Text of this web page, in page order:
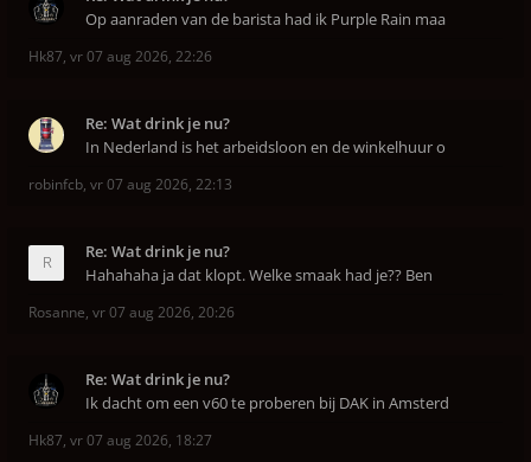
Op aanraden van de barista had ik Purple Rain maa
Hk87, vr 07 aug 2026, 22:26
Re: Wat drink je nu?
In Nederland is het arbeidsloon en de winkelhuur o
robinfcb, vr 07 aug 2026, 22:13
Re: Wat drink je nu?
Hahahaha ja dat klopt. Welke smaak had je?? Ben
Rosanne, vr 07 aug 2026, 20:26
Re: Wat drink je nu?
Ik dacht om een v60 te proberen bij DAK in Amsterd
Hk87, vr 07 aug 2026, 18:27